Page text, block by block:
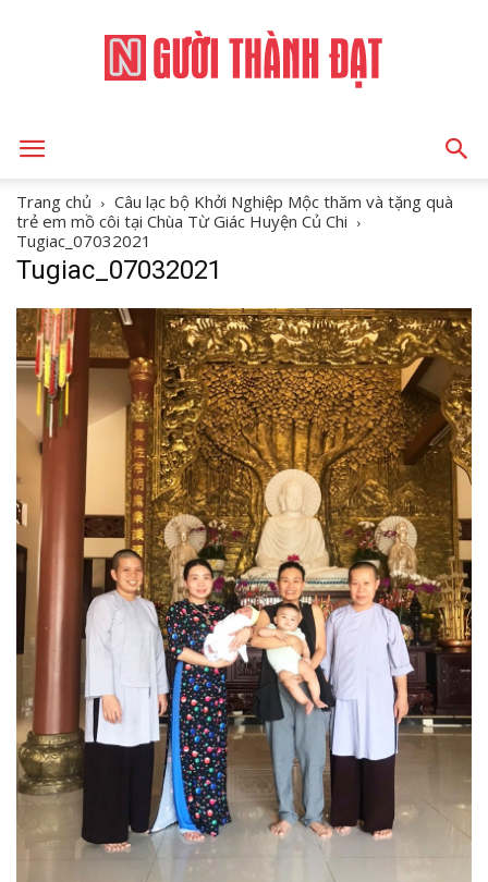
ĐẠT
Trang chủ
Câu lạc bộ Khởi Nghiệp Mộc thăm và tặng quà
trẻ em mồ côi tại Chùa Từ Giác Huyện Củ Chi
Tugiac_07032021
Tugiac_07032021